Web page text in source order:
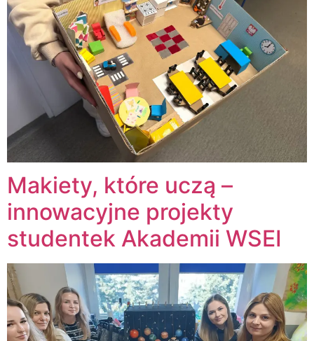
Makiety, które uczą –
innowacyjne projekty
studentek Akademii WSEI